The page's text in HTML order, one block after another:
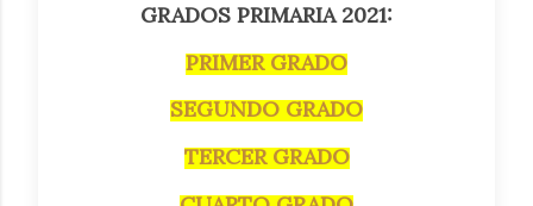
GRADOS PRIMARIA 2021:
PRIMER GRADO
SEGUNDO GRADO
TERCER GRADO